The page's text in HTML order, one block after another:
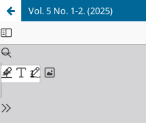
Vol. 5 No. 1-2. (2025)